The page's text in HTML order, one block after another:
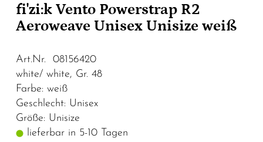
fi'zi:k Vento Powerstrap R2
Aeroweave Unisex Unisize weiß
Art.Nr. 08156420
white/ white, Gr. 48
Farbe: weiß
Geschlecht: Unisex
Größe: Unisize
lieferbar in 5-10 Tagen